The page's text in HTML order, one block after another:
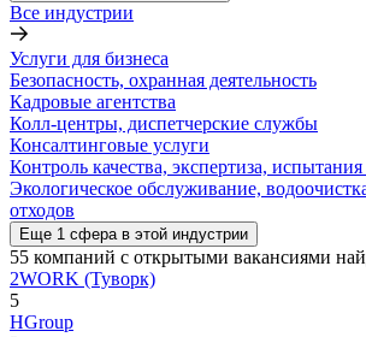
Все индустрии
Услуги для бизнеса
Безопасность, охранная деятельность
Кадровые агентства
Колл-центры, диспетчерские службы
Консалтинговые услуги
Контроль качества, экспертиза,
Экологическое обслуживание,
отходов
Еще 1 сфера в этой индустрии
55 компаний с открытыми вакансиями
2WORK (Туворк)
5
HGroup